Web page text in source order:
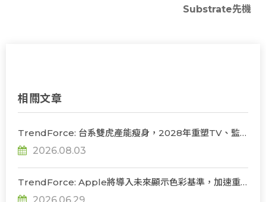
Substrate先機
相關文章
TrendForce: 台系雙虎產能瘦身，2028年重塑TV、監
視器、筆電三大面板供需版圖
2026.08.03
TrendForce: Apple將導入未來顯示色彩基準，加速重
構OLED發光材料體系